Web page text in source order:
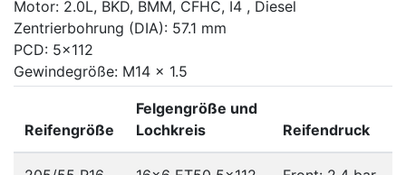
Motor: 2.0L, BKD, BMM, CFHC, I4 , Diesel
Zentrierbohrung (DIA): 57.1 mm
PCD: 5x112
Gewindegröße: M14 x 1.5
Reifengröße
Felgengröße und
Lochkreis
Reifendruck